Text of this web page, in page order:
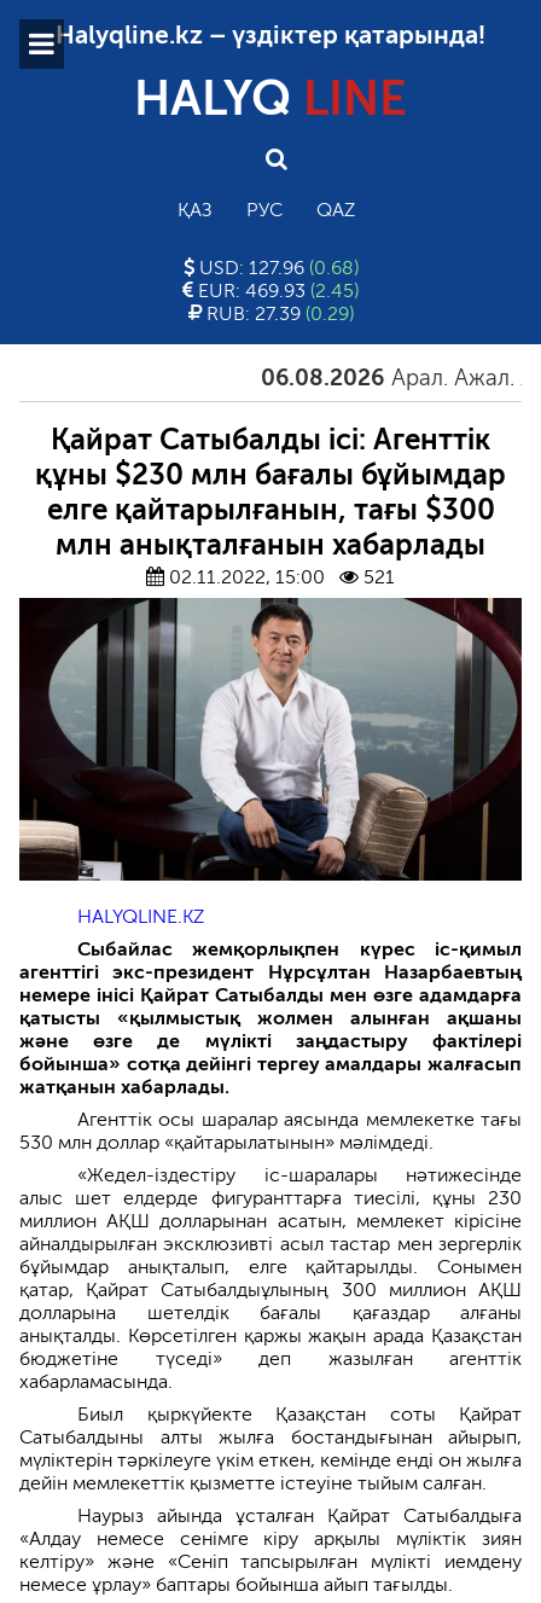
Halyqline.kz – үздіктер қатарында!
HALYQ LINE
ҚАЗ РУС QAZ
USD: 127.96 (0.68)
EUR: 469.93 (2.45)
RUB: 27.39 (0.29)
06.08.2026 Арал. Ажал. Айғақ
Қайрат Сатыбалды ісі: Агенттік
құны $230 млн бағалы бұйымдар
елге қайтарылғанын, тағы $300
млн анықталғанын хабарлады
02.11.2022, 15:00 521
HALYQLINE.KZ
Сыбайлас жемқорлықпен күрес іс-қимыл
агенттігі экс-президент Нұрсұлтан Назарбаевтың
немере інісі Қайрат Сатыбалды мен өзге адамдарға
қатысты «қылмыстық жолмен алынған ақшаны
және өзге де мүлікті заңдастыру фактілері
бойынша» сотқа дейінгі тергеу амалдары жалғасып
жатқанын хабарлады.
Агенттік осы шаралар аясында мемлекетке тағы
530 млн доллар «қайтарылатынын» мәлімдеді.
«Жедел-іздестіру іс-шаралары нәтижесінде
алыс шет елдерде фигуранттарға тиесілі, құны 230
миллион АҚШ долларынан асатын, мемлекет кірісіне
айналдырылған эксклюзивті асыл тастар мен зергерлік
бұйымдар анықталып, елге қайтарылды. Сонымен
қатар, Қайрат Сатыбалдыұлының 300 миллион АҚШ
долларына шетелдік бағалы қағаздар алғаны
анықталды. Көрсетілген қаржы жақын арада Қазақстан
бюджетіне түседі» деп жазылған агенттік
хабарламасында.
Биыл қыркүйекте Қазақстан соты Қайрат
Сатыбалдыны алты жылға бостандығынан айырып,
мүліктерін тәркілеуге үкім еткен, кемінде енді он жылға
дейін мемлекеттік қызметте істеуіне тыйым салған.
Наурыз айында ұсталған Қайрат Сатыбалдыға
«Алдау немесе сенімге кіру арқылы мүліктік зиян
келтіру» және «Сеніп тапсырылған мүлікті иемдену
немесе ұрлау» баптары бойынша айып тағылды.